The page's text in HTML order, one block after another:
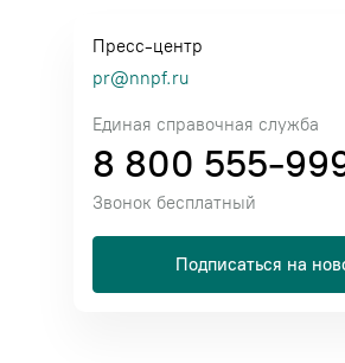
Пресс-центр
pr@nnpf.ru
Единая справочная служба
8 800 555-
Звонок бесплатный
Подписаться на